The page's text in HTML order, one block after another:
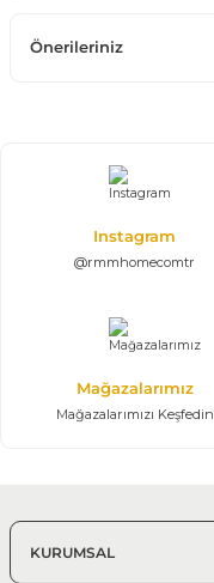
Önerileriniz
Instagram
@rmmhomecomtr
Mağazalarımız
Mağazalarımızı Keşfedin
KURUMSAL